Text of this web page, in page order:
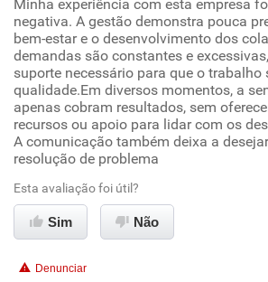
Ambiente de trabalho
Conciliação com a vida familiar
Benefícios
Não recomenda a diretoria
Minha experiência com esta empresa
negativa. A gestão demonstra pouca
bem-estar e o desenvolvimento dos
demandas são constantes e
suporte necessário para que o trabalho
qualidade.Em diversos momentos, a
apenas cobram resultados, sem
recursos ou apoio para lidar com os
A comunicação também deixa a
resolução de problema
Esta avaliação foi útil?
Sim Não
Denunciar